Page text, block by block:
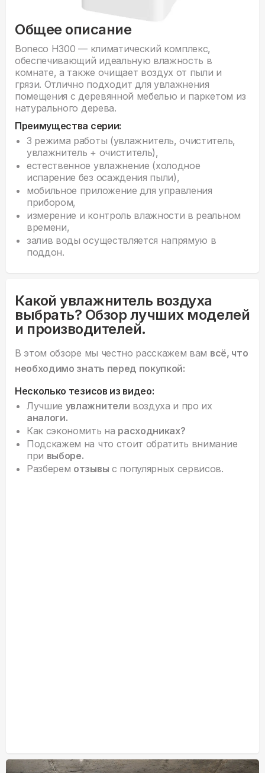
Общее описание
Boneco H300 — климатический комплекс,
обеспечивающий идеальную влажность в
комнате, а также очищает воздух от пыли и
грязи. Отлично подходит для увлажнения
помещения с деревянной мебелью и паркетом из
натурального дерева.
Преимущества серии:
3 режима работы (увлажнитель, очиститель,
увлажнитель + очиститель),
естественное увлажнение (холодное
испарение без осаждения пыли),
мобильное приложение для управления
прибором,
измерение и контроль влажности в реальном
времени,
залив воды осуществляется напрямую в
поддон.
Какой увлажнитель воздуха
выбрать? Обзор лучших моделей
и производителей.
В этом обзоре мы честно расскажем вам всё, что
необходимо знать перед покупкой:
Несколько тезисов из видео:
Лучшие увлажнители воздуха и про их
аналоги.
Как сэкономить на расходниках?
Подскажем на что стоит обратить внимание
при выборе.
Разберем отзывы с популярных сервисов.